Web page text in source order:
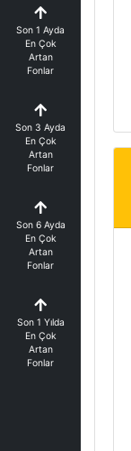
Son 1 Ayda
En Çok
Artan
Fonlar
Son 3 Ayda
En Çok
Artan
Fonlar
Son 6 Ayda
En Çok
Artan
Fonlar
Son 1 Yılda
En Çok
Artan
Fonlar